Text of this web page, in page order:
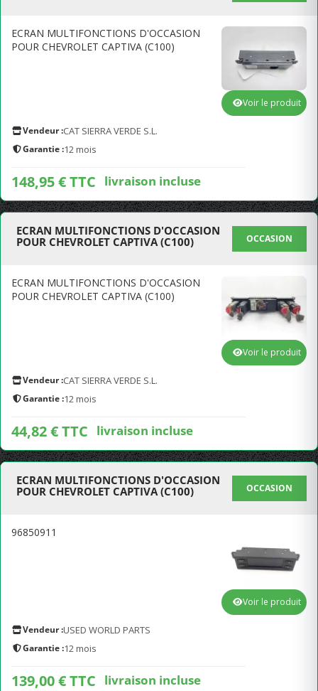
ECRAN MULTIFONCTIONS D'OCCASION
POUR CHEVROLET CAPTIVA (C100)
Vendeur :CAT SIERRA VERDE S.L.
Garantie :12 mois
148,95 € TTC livraison incluse
Voir le produit
ECRAN MULTIFONCTIONS D'OCCASION
POUR CHEVROLET CAPTIVA (C100)
OCCASION
ECRAN MULTIFONCTIONS D'OCCASION
POUR CHEVROLET CAPTIVA (C100)
Vendeur :CAT SIERRA VERDE S.L.
Garantie :12 mois
44,82 € TTC livraison incluse
Voir le produit
ECRAN MULTIFONCTIONS D'OCCASION
POUR CHEVROLET CAPTIVA (C100)
OCCASION
96850911
Vendeur :USED WORLD PARTS
Garantie :12 mois
139,00 € TTC livraison incluse
Voir le produit